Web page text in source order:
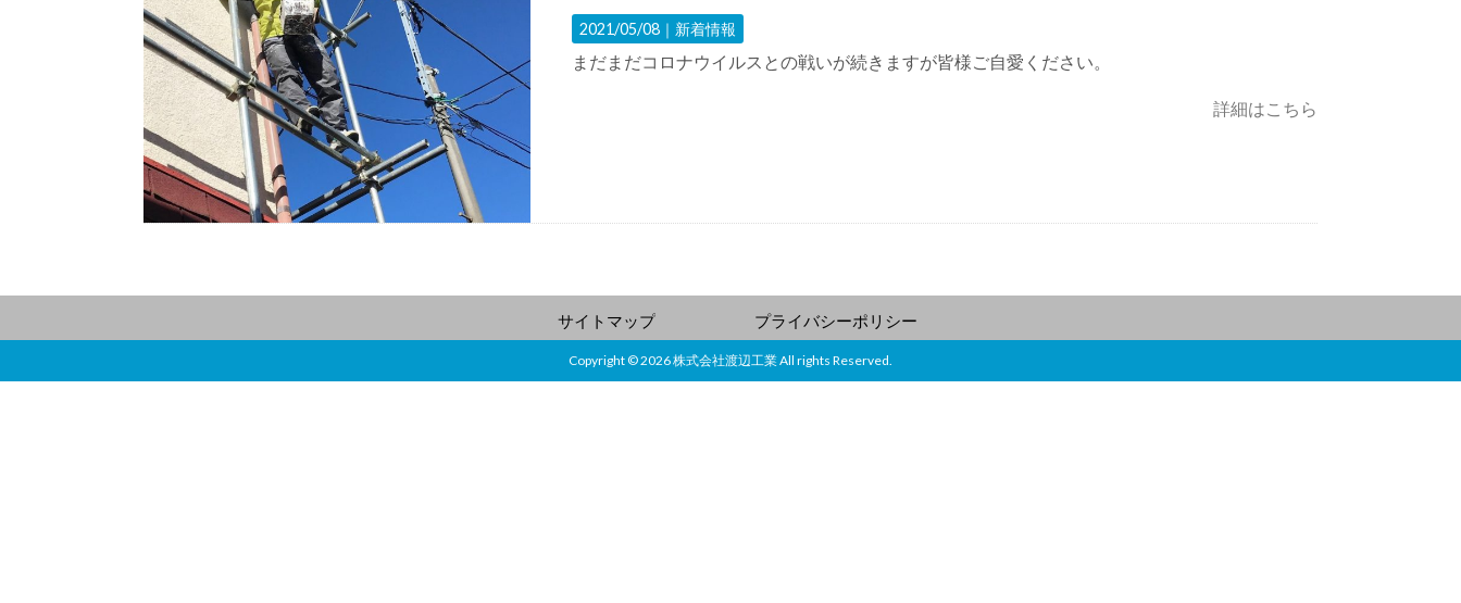
2021/05/08｜ 新着情報
まだまだコロナウイルスとの戦いが続きますが皆様ご自愛ください。
詳細はこちら
サイトマップ プライバシーポリシー
Copyright © 2026 株式会社渡辺工業 All rights Reserved.